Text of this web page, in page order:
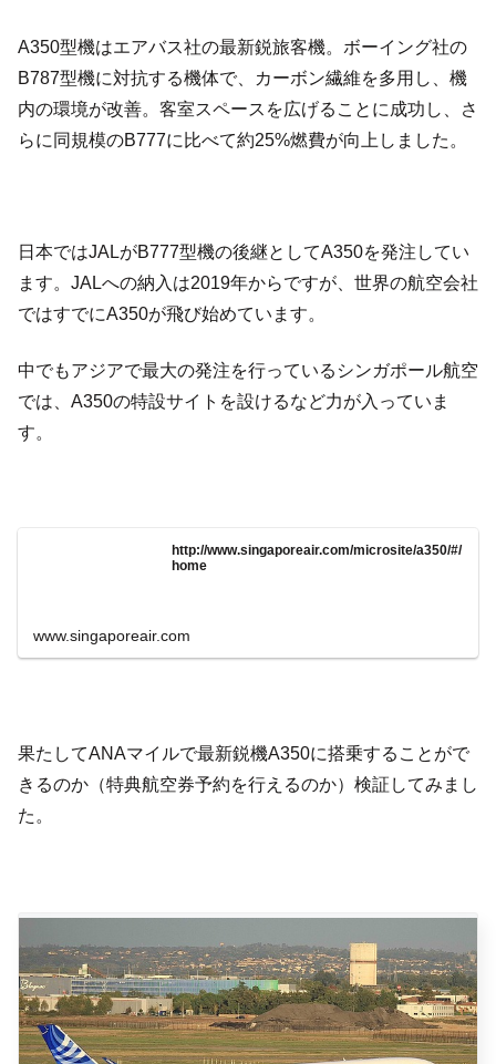
A350型機はエアバス社の最新鋭旅客機。ボーイング社の
B787型機に対抗する機体で、カーボン繊維を多用し、機
内の環境が改善。客室スペースを広げることに成功し、さ
らに同規模のB777に比べて約25%燃費が向上しました。
日本ではJALがB777型機の後継としてA350を発注してい
ます。JALへの納入は2019年からですが、世界の航空会社
ではすでにA350が飛び始めています。
中でもアジアで最大の発注を行っているシンガポール航空
では、A350の特設サイトを設けるなど力が入っていま
す。
http://www.singaporeair.com/microsite/a350/#/
home
www.singaporeair.com
果たしてANAマイルで最新鋭機A350に搭乗することがで
きるのか（特典航空券予約を行えるのか）検証してみまし
た。